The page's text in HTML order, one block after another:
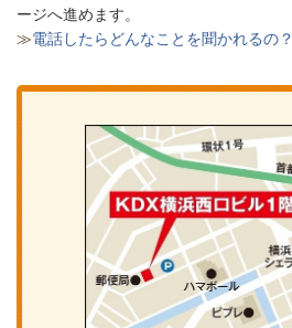
ージへ進めます。
≫電話したらどんなことを聞かれるの？